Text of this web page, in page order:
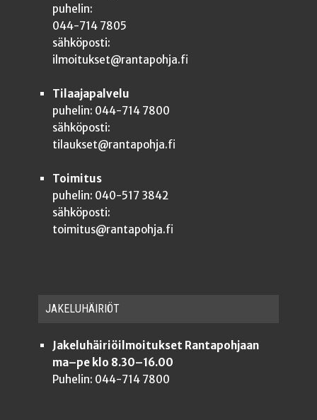
puhelin:
044-714 7805
sähköposti:
ilmoitukset@rantapohja.fi
Tilaajapalvelu
puhelin: 044-714 7800
sähköposti:
tilaukset@rantapohja.fi
Toimitus
puhelin: 040-517 3842
sähköposti:
toimitus@rantapohja.fi
JAKE­LU­HÄI­RIÖT
Jakeluhäiriöilmoitukset Rantapohjaan
ma–pe klo 8.30–16.00
Puhelin: 044-714 7800